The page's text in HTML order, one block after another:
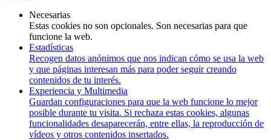
Necesarias
Estas cookies no son opcionales. Son necesarias para que
funcione la web.
Estadísticas
Recogen datos anónimos que nos indican cómo se usa la web
y que páginas interesan más para poder seguir creando
contenidos de tu interés.
Experiencia y Multimedia
Guardan configuraciones para que la web funcione lo mejor
posible durante tu visita. Si rechaza estas cookies, algunas
funcionalidades desaparecerán, entre ellas, la reproducción de
vídeos y otros contenidos insertados.